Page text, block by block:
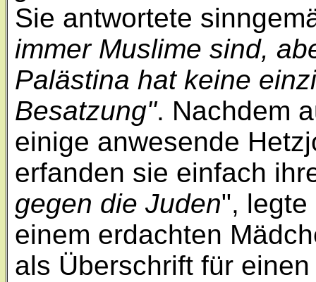
Sie antwortete
immer Muslime sind,
Palästina hat keine
Besatzung". Nachdem
einige anwesende
erfanden sie einfach
gegen die Juden", legte
einem erdachten
als Überschrift für